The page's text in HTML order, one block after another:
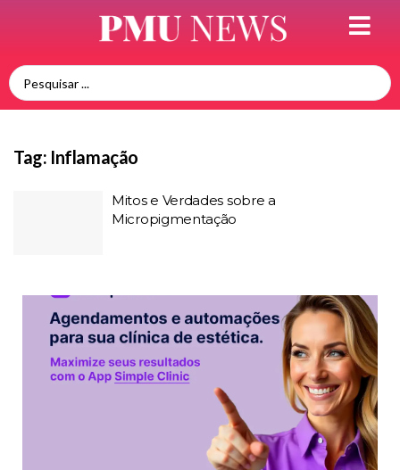
Tag: Inflamação
Mitos e Verdades sobre a
Micropigmentação